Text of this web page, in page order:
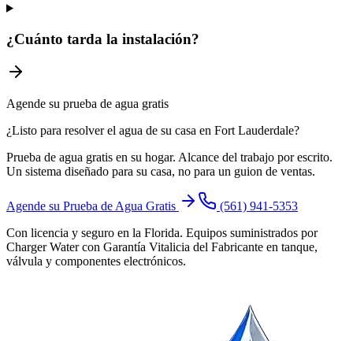
¿Cuánto tarda la instalación?
Agende su prueba de agua gratis
¿Listo para resolver el agua de su casa en Fort Lauderdale?
Prueba de agua gratis en su hogar. Alcance del trabajo por escrito.
Un sistema diseñado para su casa, no para un guion de ventas.
Agende su Prueba de Agua Gratis
(561) 941-5353
Con licencia y seguro en la Florida. Equipos suministrados por
Charger Water con Garantía Vitalicia del Fabricante en tanque,
válvula y componentes electrónicos.